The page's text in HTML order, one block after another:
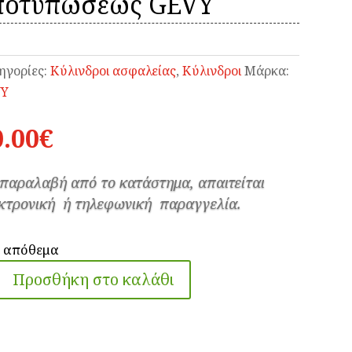
Κύλινδροι ασφαλείας, ΚύλινδροιΜάρκα:
€
από το κατάστημα, απαιτείται
ή τηλεφωνική παραγγελία.
απόθεμα
Προσθήκη στο καλάθι